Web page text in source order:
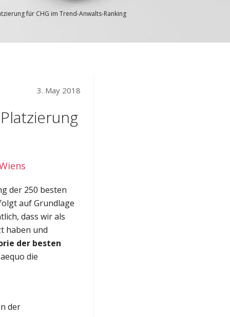
für CHG im Trend-Anwalts-Ranking
3. May 2018
der 250 besten
auf Grundlage
dass wir als
haben und
der besten
die
der